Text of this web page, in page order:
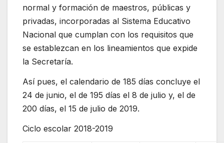
normal y formación de maestros, públicas y
privadas, incorporadas al Sistema Educativo
Nacional que cumplan con los requisitos que
se establezcan en los lineamientos que expide
la Secretaría.
Así pues, el calendario de 185 días concluye el
24 de junio, el de 195 días el 8 de julio y, el de
200 días, el 15 de julio de 2019.
Ciclo escolar 2018-2019